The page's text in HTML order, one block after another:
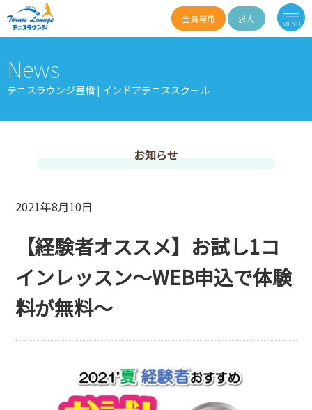
会員専用 求人
News
テニスラウンジ豊橋 | インドアテニススクール
お知らせ
2021年8月10日
【経験者オススメ】お試し1コ
インレッスン～WEB申込で体験
料が無料～